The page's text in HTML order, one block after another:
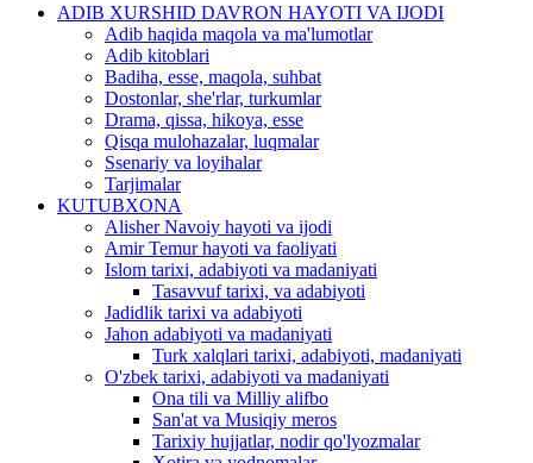
ADIB XURSHID DAVRON HAYOTI VA IJODI
Adib haqida maqola va ma'lumotlar
Adib kitoblari
Badiha, esse, maqola, suhbat
Dostonlar, she'rlar, turkumlar
Drama, qissa, hikoya, esse
Qisqa mulohazalar, luqmalar
Ssenariy va loyihalar
Tarjimalar
KUTUBXONA
Alisher Navoiy hayoti va ijodi
Amir Temur hayoti va faoliyati
Islom tarixi, adabiyoti va madaniyati
Tasavvuf tarixi, va adabiyoti
Jadidlik tarixi va adabiyoti
Jahon adabiyoti va madaniyati
Turk xalqlari tarixi, adabiyoti, madaniyati
O'zbek tarixi, adabiyoti va madaniyati
Ona tili va Milliy alifbo
San'at va Musiqiy meros
Tarixiy hujjatlar, nodir qo'lyozmalar